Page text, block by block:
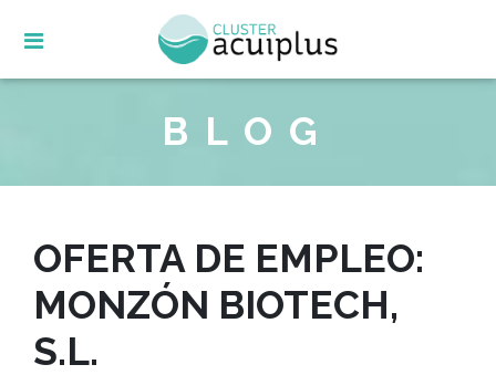
BLOG
OFERTA DE EMPLEO:
MONZÓN BIOTECH,
S.L.